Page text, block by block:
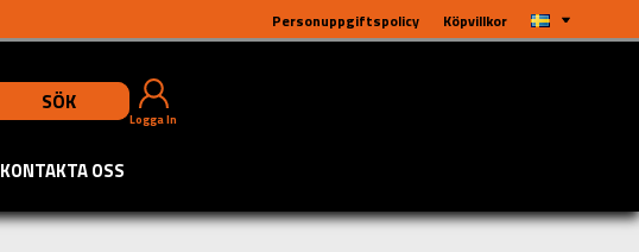
Personuppgiftspolicy Köpvillkor
SÖK
Logga In
KONTAKTA OSS